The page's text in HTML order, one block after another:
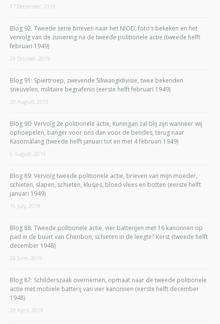
17 December, 2019
Blog 92: Tweede serie brieven naar het NIOD, foto’s bekeken en het
vervolg van de zuivering na de tweede politionele actie (tweede helft
februari 1949)
29 October, 2019
Blog 91: Spiertroep, zwevende Siliwangidivisie, twee bekenden
sneuvelen, militaire begrafenis (eerste helft februari 1949)
20 August, 2019
Blog 90: Vervolg 2e politionele actie, Kuningan zal blij zijn wanneer wij
ophoepelen, banger voor ons dan voor de bendes, terug naar
Kasomálang (tweede helft januari tot en met 4 februari 1949)
6 August, 2019
Blog 89: Vervolg tweede politionele actie, brieven van mijn moeder,
schieten, slapen, schieten, klusjes, bloed vlees en botten (eerste helft
januari 1949)
16 July, 2019
Blog 88: Tweede politionele actie, vier batterijen met 16 kanonnen op
pad in de buurt van Cheribon, schieten in de leegte? Kerst (tweede helft
december 1948)
28 June, 2019
Blog 87: Schilderszaak overnemen, opmaat naar de tweede politionele
actie met mobiele batterij van vier kanonnen (eerste helft december
1948)
29 April, 2019